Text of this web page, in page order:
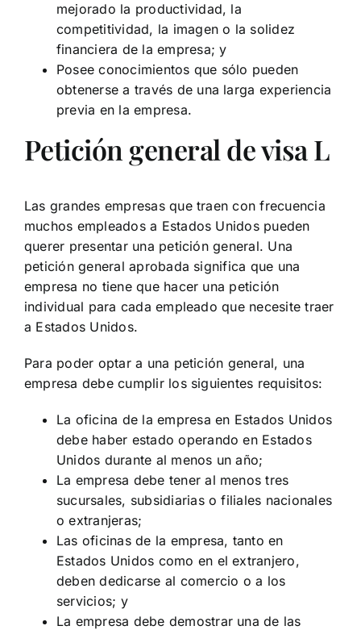
mejorado la productividad, la
competitividad, la imagen o la solidez
financiera de la empresa; y
Posee conocimientos que sólo pueden
obtenerse a través de una larga experiencia
previa en la empresa.
Petición general de visa L
Las grandes empresas que traen con frecuencia
muchos empleados a Estados Unidos pueden
querer presentar una petición general. Una
petición general aprobada significa que una
empresa no tiene que hacer una petición
individual para cada empleado que necesite traer
a Estados Unidos.
Para poder optar a una petición general, una
empresa debe cumplir los siguientes requisitos:
La oficina de la empresa en Estados Unidos
debe haber estado operando en Estados
Unidos durante al menos un año;
La empresa debe tener al menos tres
sucursales, subsidiarias o filiales nacionales
o extranjeras;
Las oficinas de la empresa, tanto en
Estados Unidos como en el extranjero,
deben dedicarse al comercio o a los
servicios; y
La empresa debe demostrar una de las